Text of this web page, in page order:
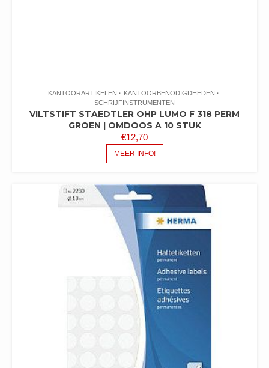
KANTOORARTIKELEN
KANTOORBENODIGDHEDEN
SCHRIJFINSTRUMENTEN
VILTSTIFT STAEDTLER OHP LUMO F 318 PERM
GROEN | OMDOOS A 10 STUK
€12,70
MEER INFO!